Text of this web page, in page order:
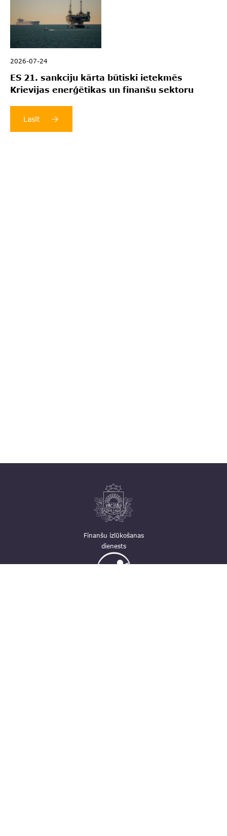
2026-07-24
ES 21. sankciju kārta būtiski ietekmēs
Krievijas enerģētikas un finanšu sektoru
Lasīt
Finanšu izlūkošanas
dienests